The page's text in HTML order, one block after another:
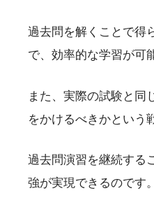
過去問を解くことで得
で、効率的な学習が可
また、実際の試験と同
をかけるべきかという
過去問演習を継続する
強が実現できるのです。